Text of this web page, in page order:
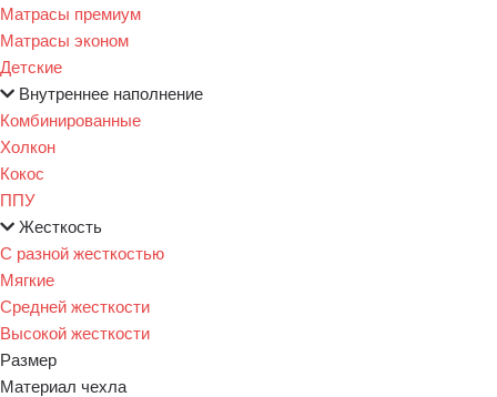
Матрасы премиум
Матрасы эконом
Детские
Внутреннее наполнение
Комбинированные
Холкон
Кокос
ППУ
Жесткость
С разной жесткостью
Мягкие
Средней жесткости
Высокой жесткости
Размер
Материал чехла